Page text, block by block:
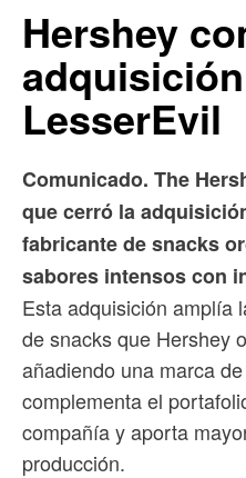
Hershey
LesserEvil
Comunicado. The
que cerró la
fabricante de snacks
sabores intensos con
Esta adquisición amplía
de snacks que Hershey
añadiendo una marca
complementa el
compañía y aporta
producción.